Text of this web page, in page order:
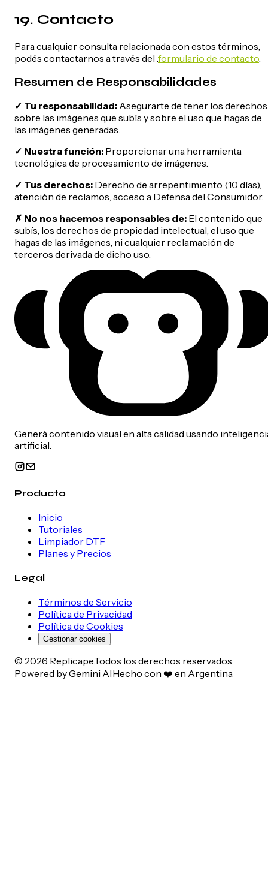
19. Contacto
Para cualquier consulta relacionada con estos términos,
podés contactarnos a través del . formulario de contacto
Resumen de Responsabilidades
✓ Tu responsabilidad: Asegurarte de tener los derechos
sobre las imágenes que subís y sobre el uso que hagas de
las imágenes generadas.
✓ Nuestra función: Proporcionar una herramienta
tecnológica de procesamiento de imágenes.
✓ Tus derechos: Derecho de arrepentimiento (10 días),
atención de reclamos, acceso a Defensa del Consumidor.
✗ No nos hacemos responsables de: El contenido que
subís, los derechos de propiedad intelectual, el uso que
hagas de las imágenes, ni cualquier reclamación de
terceros derivada de dicho uso.
Generá contenido visual en alta calidad usando
artificial.
Producto
Inicio
Tutoriales
Limpiador DTF
Planes y Precios
Legal
Términos de Servicio
Política de Privacidad
Política de Cookies
Gestionar cookies
© 2026 Replicape.Todos los derechos reservados.
Powered by Gemini AI·Hecho con ❤️ en Argentina